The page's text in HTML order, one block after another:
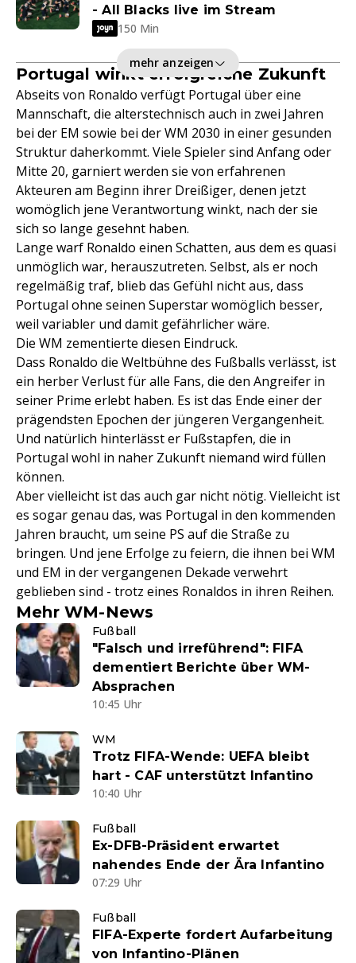
- All Blacks live im Stream
150 Min
mehr anzeigen
Portugal winkt erfolgreiche Zukunft
Abseits von Ronaldo verfügt Portugal über eine
Mannschaft, die alterstechnisch auch in zwei Jahren
bei der EM sowie bei der WM 2030 in einer gesunden
Struktur daherkommt. Viele Spieler sind Anfang oder
Mitte 20, garniert werden sie von erfahrenen
Akteuren am Beginn ihrer Dreißiger, denen jetzt
womöglich jene Verantwortung winkt, nach der sie
sich so lange gesehnt haben.
Lange warf Ronaldo einen Schatten, aus dem es quasi
unmöglich war, herauszutreten. Selbst, als er noch
regelmäßig traf, blieb das Gefühl nicht aus, dass
Portugal ohne seinen Superstar womöglich besser,
weil variabler und damit gefährlicher wäre.
Die WM zementierte diesen Eindruck.
Dass Ronaldo die Weltbühne des Fußballs verlässt, ist
ein herber Verlust für alle Fans, die den Angreifer in
seiner Prime erlebt haben. Es ist das Ende einer der
prägendsten Epochen der jüngeren Vergangenheit.
Und natürlich hinterlässt er Fußstapfen, die in
Portugal wohl in naher Zukunft niemand wird füllen
können.
Aber vielleicht ist das auch gar nicht nötig. Vielleicht ist
es sogar genau das, was Portugal in den kommenden
Jahren braucht, um seine PS auf die Straße zu
bringen. Und jene Erfolge zu feiern, die ihnen bei WM
und EM in der vergangenen Dekade verwehrt
geblieben sind - trotz eines Ronaldos in ihren Reihen.
Mehr WM-News
Fußball
"Falsch und irreführend": FIFA
dementiert Berichte über WM-
Absprachen
10:45 Uhr
WM
Trotz FIFA-Wende: UEFA bleibt
hart - CAF unterstützt Infantino
10:40 Uhr
Fußball
Ex-DFB-Präsident erwartet
nahendes Ende der Ära Infantino
07:29 Uhr
Fußball
FIFA-Experte fordert Aufarbeitung
von Infantino-Plänen